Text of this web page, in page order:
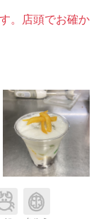
。店頭でお確か